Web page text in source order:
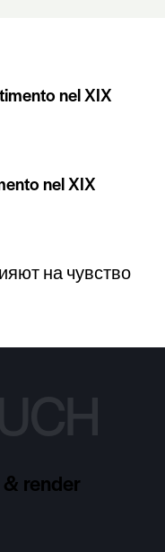
nel XIX
nel XIX
на чувство
render